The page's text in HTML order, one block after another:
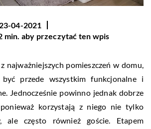
23-04-2021
min. aby przeczytać ten wpis
najważniejszych pomieszczeń w domu,
przede wszystkim funkcjonalne i
Jednocześnie powinno jednak dobrze
korzystają z niego nie tylko
ale często również goście. Etapem